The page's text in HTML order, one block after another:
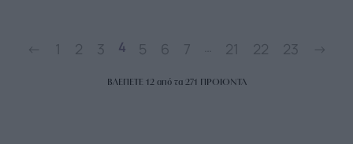
← 1 2 3 4 5 6 7 21 22 23 →
ΒΛΕΠΕΤΕ 12από τα271 ΠΡΟΙΟΝΤΑ